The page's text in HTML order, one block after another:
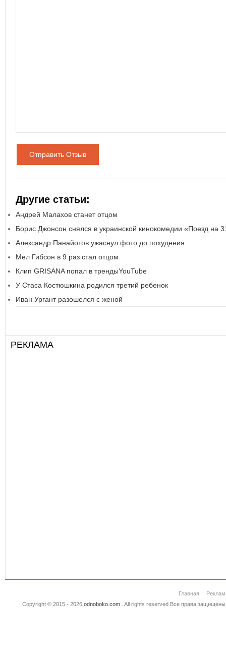
Отправить Отзыв
Другие статьи:
Андрей Малахов станет отцом
Борис Джонсон снялся в украинской кинокомедии «Поезд на
Александр Панайотов ужаснул фото до похудения
Мел Гибсон в 9 раз стал отцом
Клип GRISANA попал в трендыYouTube
У Стаса Костюшкина родился третий ребенок
Иван Ургант разошелся с женой
РЕКЛАМА
Главная
Copyright © 2015 - 2026 odnoboko.com. All rights reserved.Все права защищены.